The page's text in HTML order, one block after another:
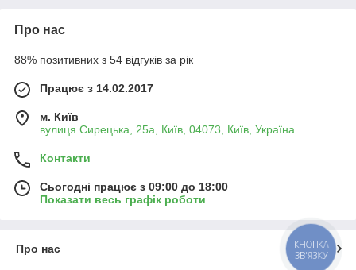
Про нас
88% позитивних з 54 відгуків за рік
Працює з 14.02.2017
м. Київ
вулиця Сирецька, 25а, Київ, 04073, Київ, Україна
Контакти
Сьогодні працює з 09:00 до 18:00
Показати весь графік роботи
Про нас КНОПКА
ЗВ'ЯЗКУ